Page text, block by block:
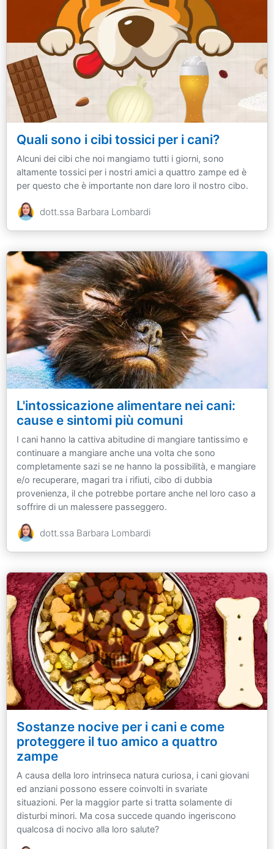
Quali sono i cibi tossici per i cani?
Alcuni dei cibi che noi mangiamo tutti i giorni, sono
altamente tossici per i nostri amici a quattro zampe ed è
per questo che è importante non dare loro il nostro cibo.
dott.ssa Barbara Lombardi
L'intossicazione alimentare nei cani:
cause e sintomi più comuni
I cani hanno la cattiva abitudine di mangiare tantissimo e
continuare a mangiare anche una volta che sono
completamente sazi se ne hanno la possibilità, e mangiare
e/o recuperare, magari tra i rifiuti, cibo di dubbia
provenienza, il che potrebbe portare anche nel loro caso a
soffrire di un malessere passeggero.
dott.ssa Barbara Lombardi
Sostanze nocive per i cani e come
proteggere il tuo amico a quattro
zampe
A causa della loro intrinseca natura curiosa, i cani giovani
ed anziani possono essere coinvolti in svariate
situazioni. Per la maggior parte si tratta solamente di
disturbi minori. Ma cosa succede quando ingeriscono
qualcosa di nocivo alla loro salute?